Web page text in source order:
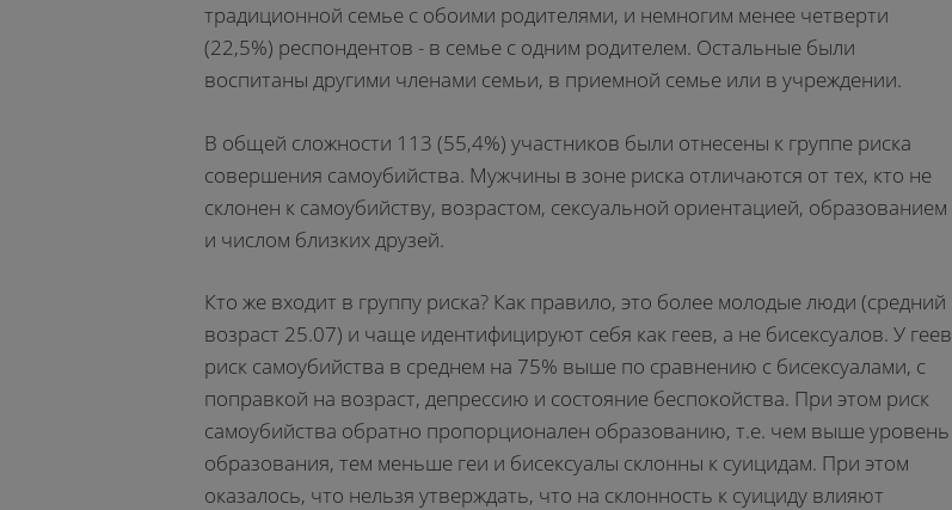
традиционной семье с обоими родителями, и немногим менее четверти
(22,5%) респондентов - в семье с одним родителем. Остальные были
воспитаны другими членами семьи, в приемной семье или в учреждении.
В общей сложности 113 (55,4%) участников были отнесены к группе риска
совершения самоубийства. Мужчины в зоне риска отличаются от тех, кто не
склонен к самоубийству, возрастом, сексуальной ориентацией, образованием
и числом близких друзей.
Кто же входит в группу риска? Как правило, это более молодые люди (средний
возраст 25.07) и чаще идентифицируют себя как геев, а не бисексуалов. У геев
риск самоубийства в среднем на 75% выше по сравнению с бисексуалами, с
поправкой на возраст, депрессию и состояние беспокойства. При этом риск
самоубийства обратно пропорционален образованию, т.е. чем выше уровень
образования, тем меньше геи и бисексуалы склонны к суицидам. При этом
оказалось, что нельзя утверждать, что на склонность к суициду влияют